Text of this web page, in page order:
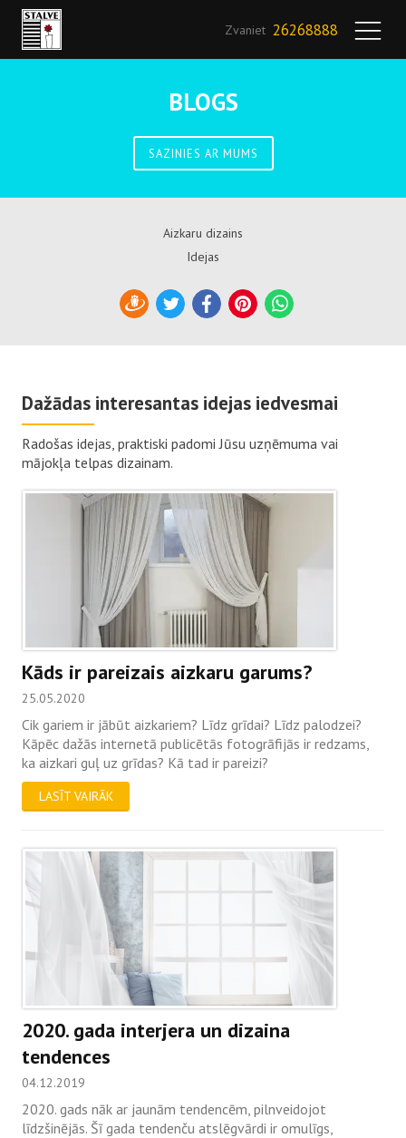
Zvaniet 26268888
BLOGS
SAZINIES AR MUMS
Aizkaru dizains
Idejas
DraugiemTwitterFacebookPinterestWhatsApp
Dažādas interesantas idejas iedvesmai
Radošas idejas, praktiski padomi Jūsu uzņēmuma vai
mājokļa telpas dizainam.
Kāds ir pareizais aizkaru garums?
25.05.2020
Cik gariem ir jābūt aizkariem? Līdz grīdai? Līdz palodzei?
Kāpēc dažās internetā publicētās fotogrāfijās ir redzams,
ka aizkari guļ uz grīdas? Kā tad ir pareizi?
LASĪT VAIRĀK
2020. gada interjera un dizaina
tendences
04.12.2019
2020. gads nāk ar jaunām tendencēm, pilnveidojot
līdzšinējās. Šī gada tendenču atslēgvārdi ir omulīgs,